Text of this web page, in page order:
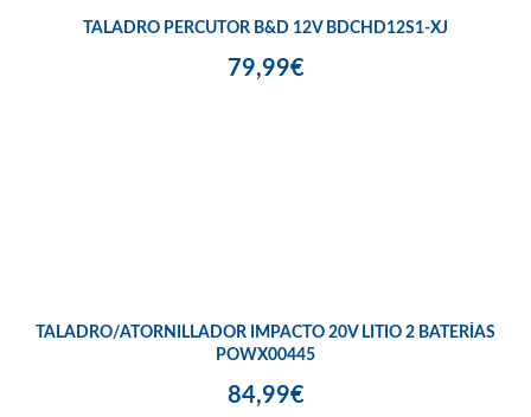
TALADRO PERCUTOR B&D 12V BDCHD12S1-XJ
79,99€
TALADRO/ATORNILLADOR IMPACTO 20V LITIO 2 BATERÍAS
POWX00445
84,99€